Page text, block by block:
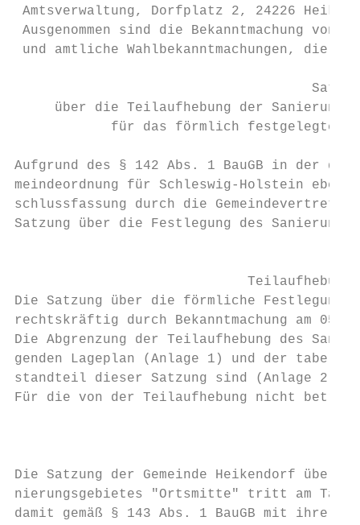
Amtsverwaltung, Dorfplatz 2, 24226
Ausgenommen sind die Bekanntmachung
und amtliche Wahlbekanntmachungen, die
über die Teilaufhebung der
für das förmlich festgelegte
Aufgrund des § 142 Abs. 1 BauGB in der
meindeordnung für Schleswig-Holstein
schlussfassung durch die
Satzung über die Festlegung des
Teilaufhebung
Die Satzung über die förmliche Festlegung
rechtskräftig durch Bekanntmachung am
Die Abgrenzung der Teilaufhebung des
genden Lageplan (Anlage 1) und der
standteil dieser Satzung sind (Anlage 2).
Für die von der Teilaufhebung nicht
Die Satzung der Gemeinde Heikendorf über
nierungsgebietes "Ortsmitte" tritt am Tage
damit gemäß § 143 Abs. 1 BauGB mit ihrer